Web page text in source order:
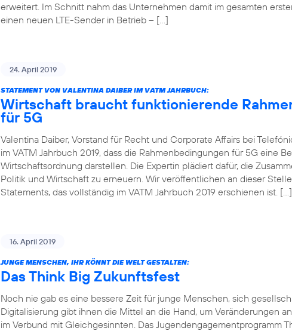
erweitert. Im Schnitt nahm das Unternehmen damit im gesamten
einen neuen LTE-Sender in Betrieb – […]
24. April 2019
STATEMENT VON VALENTINA DAIBER IM VATM JAHRBUCH:
Wirtschaft braucht funktionierende
für 5G
Valentina Daiber, Vorstand für Recht und Corporate Affairs bei
im VATM Jahrbuch 2019, dass die Rahmenbedingungen für 5G eine
Wirtschaftsordnung darstellen. Die Expertin plädiert dafür, die
Politik und Wirtschaft zu erneuern. Wir veröffentlichen an dieser
Statements, das vollständig im VATM Jahrbuch 2019 erschienen ist. […]
16. April 2019
JUNGE MENSCHEN, IHR KÖNNT DIE WELT GESTALTEN:
Das Think Big Zukunftsfest
Noch nie gab es eine bessere Zeit für junge Menschen, sich
Digitalisierung gibt ihnen die Mittel an die Hand, um Veränderungen
im Verbund mit Gleichgesinnten. Das Jugendengagementprogramm